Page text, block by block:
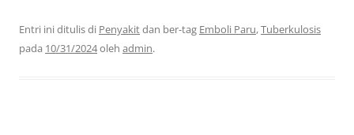
Entri ini ditulis di Penyakitdan ber-tag Emboli Paru,Tuberkulosis
pada 10/31/2024oleh admin.